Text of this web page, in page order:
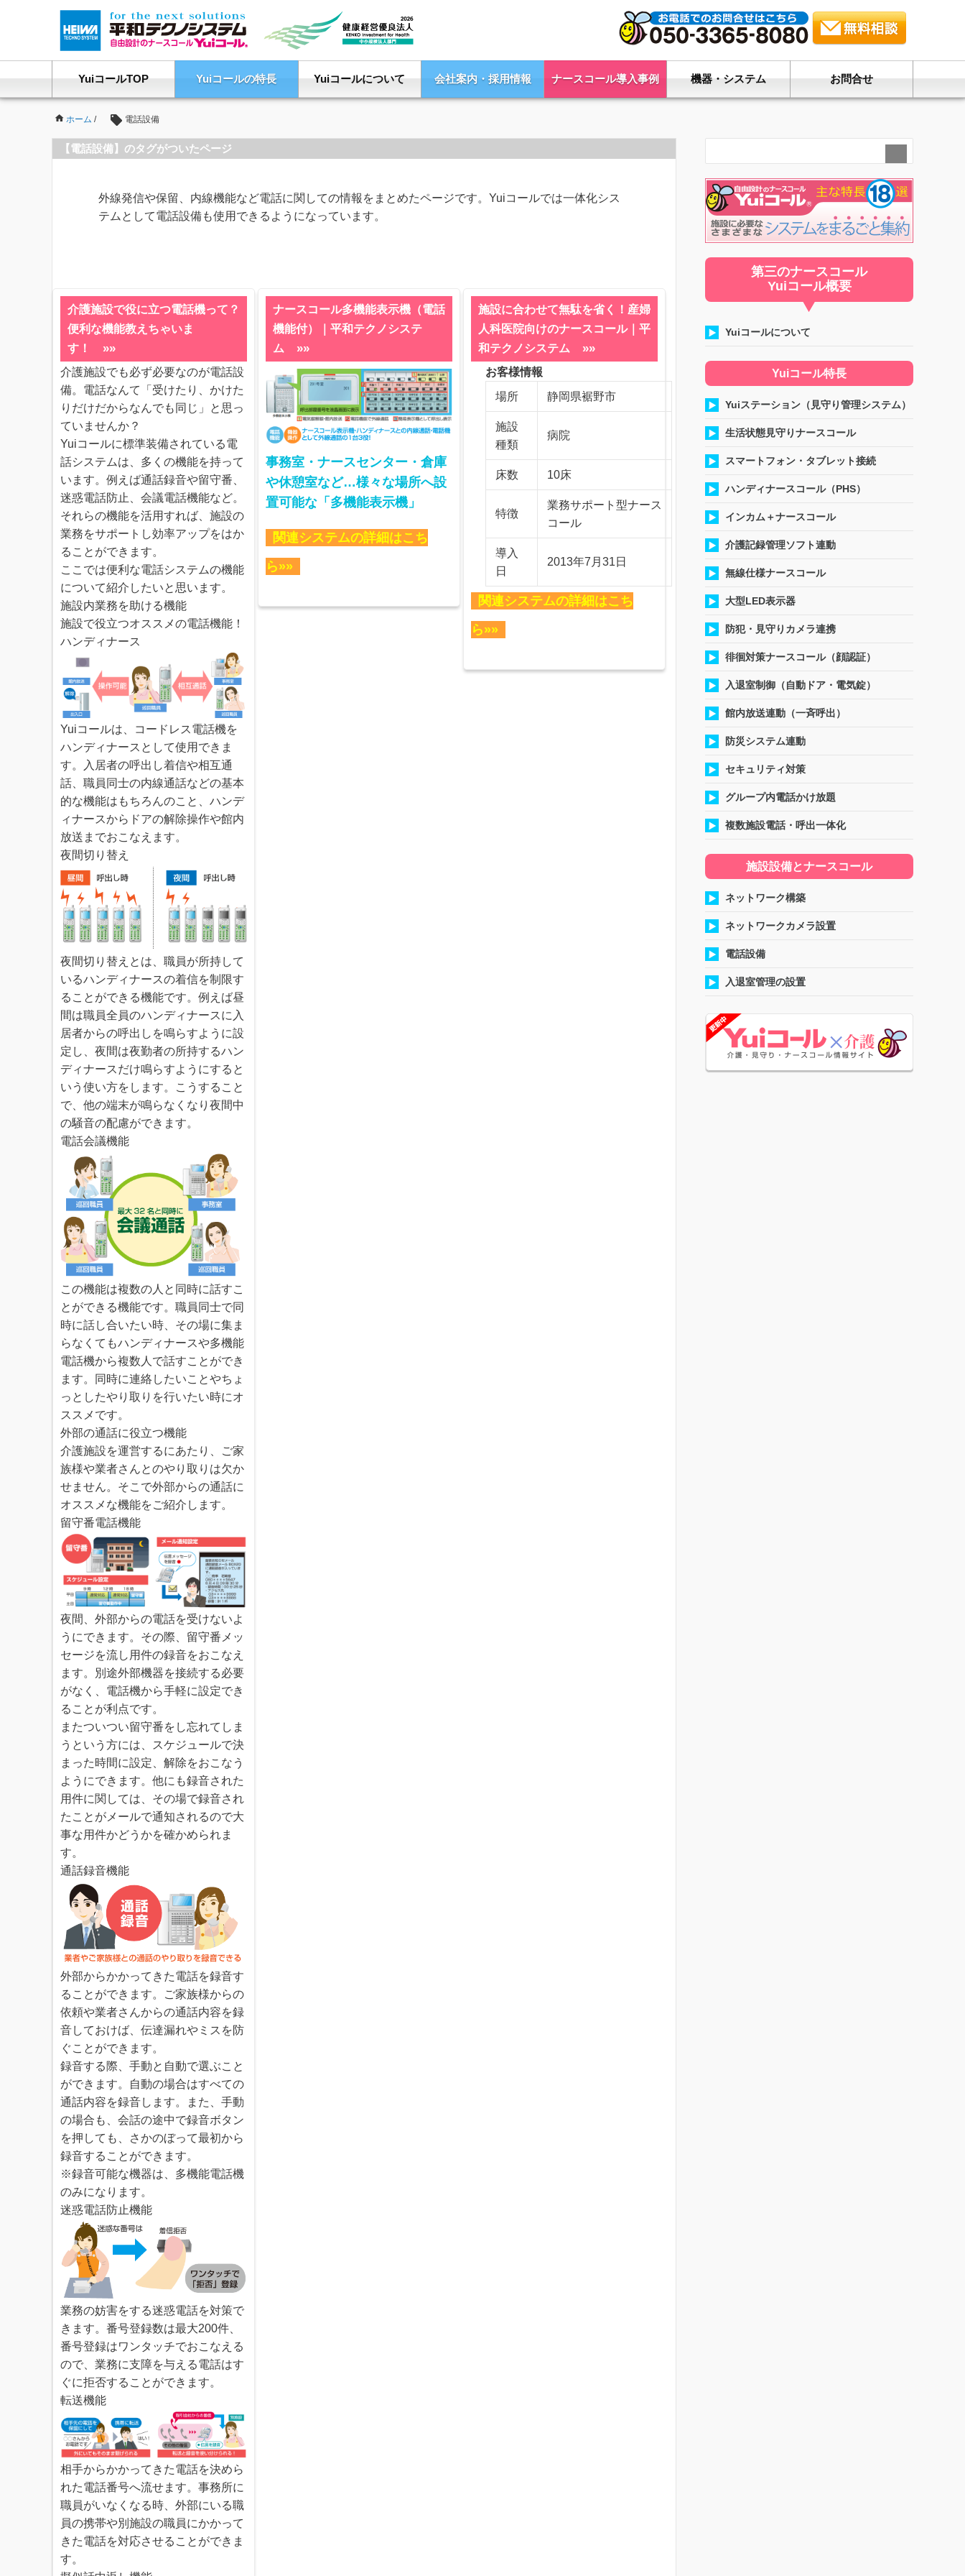
YuiコールTOP Yuiコールの特長 Yuiコールについて 会社案内・採用情報 ナースコール導入事例 機器・システム お問合せ
ホーム / 電話設備
【電話設備】のタグがついたページ
外線発信や保留、内線機能など電話に関しての情報をまとめたページです。Yuiコールでは一体化シス
テムとして電話設備も使用できるようになっています。
介護施設で役に立つ電話機って？
便利な機能教えちゃいま
す！
»»
介護施設でも必ず必要なのが電話設
備。電話なんて「受けたり、かけた
りだけだからなんでも同じ」と思っ
ていませんか？
Yuiコールに標準装備されている電
話システムは、多くの機能を持って
います。例えば通話録音や留守番、
迷惑電話防止、会議電話機能など。
それらの機能を活用すれば、施設の
業務をサポートし効率アップをはか
ることができます。
ここでは便利な電話システムの機能
について紹介したいと思います。
施設内業務を助ける機能
施設で役立つオススメの電話機能！
ハンディナース
Yuiコールは、コードレス電話機を
ハンディナースとして使用できま
す。入居者の呼出し着信や相互通
話、職員同士の内線通話などの基本
的な機能はもちろんのこと、ハンデ
ィナースからドアの解除操作や館内
放送までおこなえます。
夜間切り替え
夜間切り替えとは、職員が所持して
いるハンディナースの着信を制限す
ることができる機能です。例えば昼
間は職員全員のハンディナースに入
居者からの呼出しを鳴らすように設
定し、夜間は夜勤者の所持するハン
ディナースだけ鳴らすようにすると
いう使い方をします。こうすること
で、他の端末が鳴らなくなり夜間中
の騒音の配慮ができます。
電話会議機能
この機能は複数の人と同時に話すこ
とができる機能です。職員同士で同
時に話し合いたい時、その場に集ま
らなくてもハンディナースや多機能
電話機から複数人で話すことができ
ます。同時に連絡したいことやちょ
っとしたやり取りを行いたい時にオ
ススメです。
外部の通話に役立つ機能
介護施設を運営するにあたり、ご家
族様や業者さんとのやり取りは欠か
せません。そこで外部からの通話に
オススメな機能をご紹介します。
留守番電話機能
夜間、外部からの電話を受けないよ
うにできます。その際、留守番メッ
セージを流し用件の録音をおこなえ
ます。別途外部機器を接続する必要
がなく、電話機から手軽に設定でき
ることが利点です。
またついつい留守番をし忘れてしま
うという方には、スケジュールで決
まった時間に設定、解除をおこなう
ようにできます。他にも録音された
用件に関しては、その場で録音され
たことがメールで通知されるので大
事な用件かどうかを確かめられま
す。
通話録音機能
外部からかかってきた電話を録音す
ることができます。ご家族様からの
依頼や業者さんからの通話内容を録
音しておけば、伝達漏れやミスを防
ぐことができます。
録音する際、手動と自動で選ぶこと
ができます。自動の場合はすべての
通話内容を録音します。また、手動
の場合も、会話の途中で録音ボタン
を押しても、さかのぼって最初から
録音することができます。
※録音可能な機器は、多機能電話機
のみになります。
迷惑電話防止機能
業務の妨害をする迷惑電話を対策で
きます。番号登録数は最大200件、
番号登録はワンタッチでおこなえる
ので、業務に支障を与える電話はす
ぐに拒否することができます。
転送機能
相手からかかってきた電話を決めら
れた電話番号へ流せます。事務所に
職員がいなくなる時、外部にいる職
員の携帯や別施設の職員にかかって
きた電話を対応させることができま
す。
ナースコール多機能表示機（電話
機能付）｜平和テクノシステ
ム
»»
事務室・ナースセンター・倉庫
や休憩室など…様々な場所へ設
置可能な「多機能表示機」
関連システムの詳細はこち
ら»»
施設に合わせて無駄を省く！産婦
人科医院向けのナースコール｜平
和テクノシステム
»»
お客様情報
場所
静岡県裾野市
施設
種類
病院
床数 10床
特徴
業務サポート型ナース
コール
導入
日
2013年7月31日
関連システムの詳細はこち
ら»»
第三のナースコール
Yuiコール概要
Yuiコールについて
Yuiコール特長
Yuiステーション（見守り管理システム）
生活状態見守りナースコール
スマートフォン・タブレット接続
ハンディナースコール（PHS）
インカム＋ナースコール
介護記録管理ソフト連動
無線仕様ナースコール
大型LED表示器
防犯・見守りカメラ連携
徘徊対策ナースコール（顔認証）
入退室制御（自動ドア・電気錠）
館内放送連動（一斉呼出）
防災システム連動
セキュリティ対策
グループ内電話かけ放題
複数施設電話・呼出一体化
施設設備とナースコール
ネットワーク構築
ネットワークカメラ設置
電話設備
入退室管理の設置